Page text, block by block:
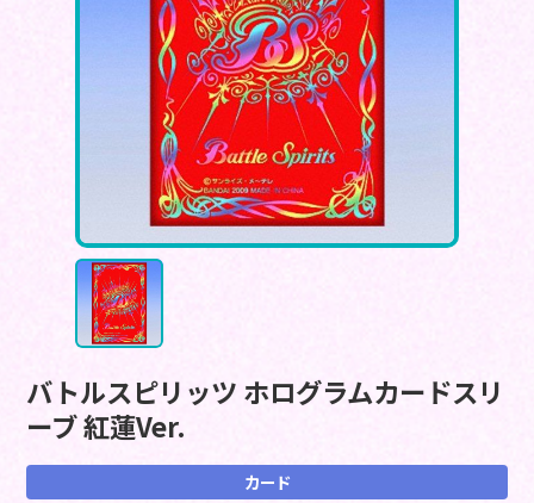
バトルスピリッツ ホログラムカードスリ
ーブ 紅蓮Ver.
カード